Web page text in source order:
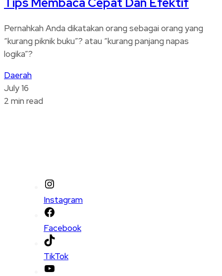
Pernahkah Anda dikatakan orang sebagai orang yang
“kurang piknik buku”? atau “kurang panjang napas
logika”?
Daerah
July 16
2 min read
Instagram
Facebook
TikTok